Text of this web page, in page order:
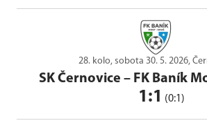
28. kolo, sobota 30. 5. 2026,
SK Černovice – FK Baník
1:1 (0:1)